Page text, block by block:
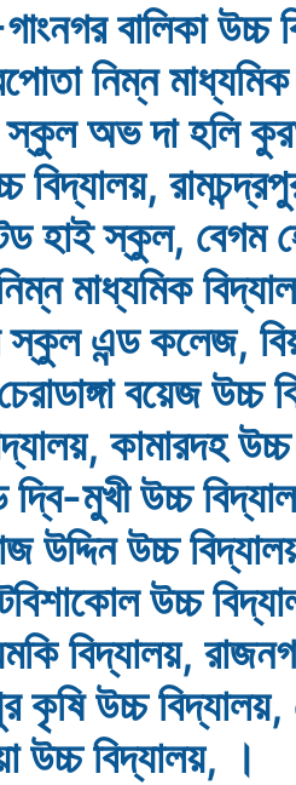
বালিকা উচ্চ
নিম্ন মাধ্যমিক
স্কুল অভ দা হলি
বিদ্যালয়,
হাই স্কুল, বেগম
মাধ্যমিক
স্কুল এন্ড কলেজ,
বয়েজ উচ্চ
কামারদহ
মুখী উচ্চ
উদ্দিন উচ্চ
উচ্চ
বিদ্যালয়,
উচ্চ বিদ্যালয়,
উচ্চ বিদ্যালয়, ।